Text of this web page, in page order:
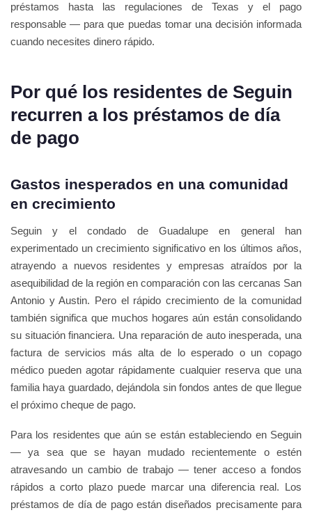
préstamos hasta las regulaciones de Texas y el pago
responsable — para que puedas tomar una decisión informada
cuando necesites dinero rápido.
Por qué los residentes de Seguin
recurren a los préstamos de día
de pago
Gastos inesperados en una comunidad
en crecimiento
Seguin y el condado de Guadalupe en general han
experimentado un crecimiento significativo en los últimos años,
atrayendo a nuevos residentes y empresas atraídos por la
asequibilidad de la región en comparación con las cercanas San
Antonio y Austin. Pero el rápido crecimiento de la comunidad
también significa que muchos hogares aún están consolidando
su situación financiera. Una reparación de auto inesperada, una
factura de servicios más alta de lo esperado o un copago
médico pueden agotar rápidamente cualquier reserva que una
familia haya guardado, dejándola sin fondos antes de que llegue
el próximo cheque de pago.
Para los residentes que aún se están estableciendo en Seguin
— ya sea que se hayan mudado recientemente o estén
atravesando un cambio de trabajo — tener acceso a fondos
rápidos a corto plazo puede marcar una diferencia real. Los
préstamos de día de pago están diseñados precisamente para